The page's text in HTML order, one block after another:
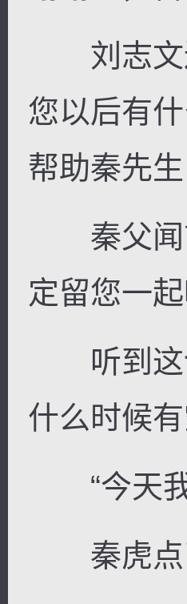
刘志文连
您以后有
帮助秦先生
秦父闻言
定留您一
听到这话
什么时候
“今天我
秦虎点了